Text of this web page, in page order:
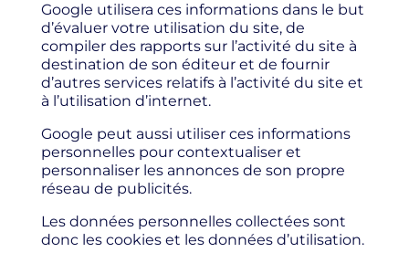
Google utilisera ces informations dans le but
d’évaluer votre utilisation du site, de
compiler des rapports sur l’activité du site à
destination de son éditeur et de fournir
d’autres services relatifs à l’activité du site et
à l’utilisation d’internet.
Google peut aussi utiliser ces informations
personnelles pour contextualiser et
personnaliser les annonces de son propre
réseau de publicités.
Les données personnelles collectées sont
donc les cookies et les données d’utilisation.